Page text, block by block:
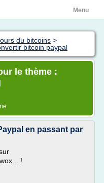
Menu
du bitcoins >
bitcoin paypal
le thème :
en passant par
!